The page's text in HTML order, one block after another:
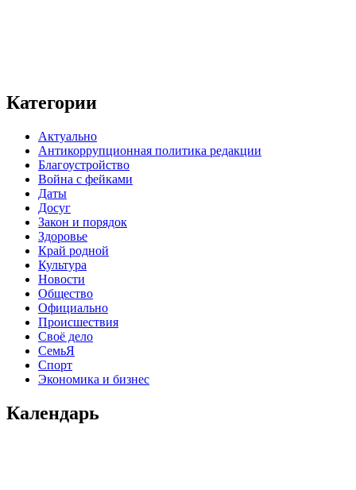
Категории
Актуально
Антикоррупционная политика редакции
Благоустройство
Война с фейками
Даты
Досуг
Закон и порядок
Здоровье
Край родной
Культура
Новости
Общество
Официально
Происшествия
Своё дело
СемьЯ
Спорт
Экономика и бизнес
Календарь